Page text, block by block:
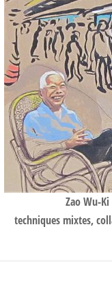
Zao Wu-
techniques mixtes,